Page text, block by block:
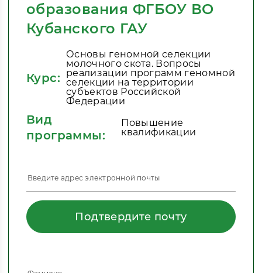
образования ФГБОУ ВО
Кубанского ГАУ
Курс:
Основы геномной селекции
молочного скота. Вопросы
реализации программ геномной
селекции на территории
субъектов Российской
Федерации
Вид
программы:
Повышение
квалификации
Подтвердите почту